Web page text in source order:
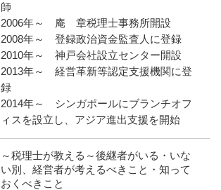
師
2006年～ 庵 章税理士事務所開設
2008年～ 登録政治資金監査人に登録
2010年～ 神戸会社設立センター開設
2013年～ 経営革新等認定支援機関に登
録
2014年～ シンガポールにブランチオフ
ィスを設立し、アジア進出支援を開始
～税理士が教える～後継者がいる・いな
い別、経営者が考えるべきこと・知って
おくべきこと